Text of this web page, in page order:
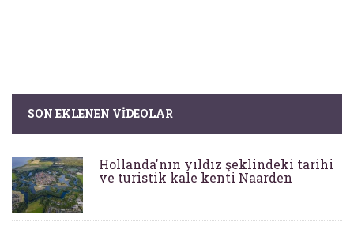
SON EKLENEN VIDEOLAR
Hollanda'nın yıldız şeklindeki tarihi
ve turistik kale kenti Naarden